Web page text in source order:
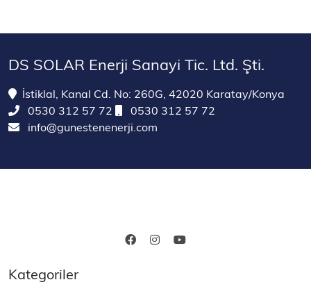
DS SOLAR Enerji Sanayi Tic. Ltd. Şti.
İstiklal, Kanal Cd. No: 260G, 42020 Karatay/Konya
0530 312 57 72
0530 312 57 72
info@gunestenenerji.com
Kategoriler